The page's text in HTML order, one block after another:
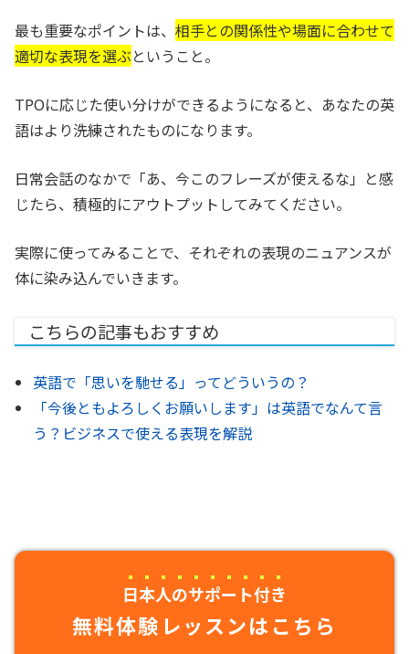
最も重要なポイントは、 相手との関係性や場面に合わせて
適切な表現を選ぶということ。
TPOに応じた使い分けができるようになると、あなたの英
語はより洗練されたものになります。
日常会話のなかで「あ、今このフレーズが使えるな」と感
じたら、積極的にアウトプットしてみてください。
実際に使ってみることで、それぞれの表現のニュアンスが
体に染み込んでいきます。
こちらの記事もおすすめ
英語で「思いを馳せる」ってどういうの？
「今後ともよろしくお願いします」は英語でなんて言
う？ビジネスで使える表現を解説
日本人のサポート付き
無料体験レッスンはこちら